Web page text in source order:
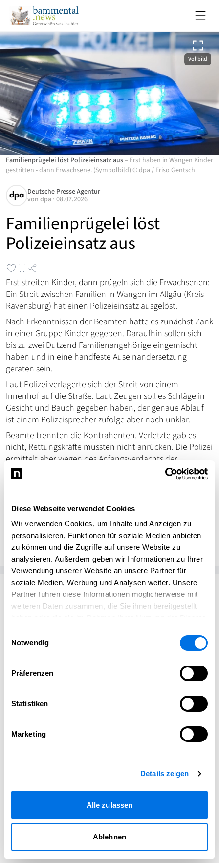
Diese Webseite verwendet Cookies
Wir verwenden Cookies, um Inhalte und Anzeigen zu
personalisieren, Funktionen für soziale Medien anbieten
zu können und die Zugriffe auf unsere Website zu
analysieren. Außerdem geben wir Informationen zu Ihrer
Verwendung unserer Website an unsere Partner für
soziale Medien, Werbung und Analysen weiter. Unsere
Partner führen diese Informationen möglicherweise mit
weiteren Daten zusammen, die Sie ihnen bereitgestellt
Notwendig
Präferenzen
Statistiken
Marketing
Details zeigen
Alle zulassen
Ablehnen
Vollbild
Familienprügelei löst Polizeieinsatz aus– Erst haben in Wangen Kinder
gestritten - dann Erwachsene. (Symbolbild) ©dpa / Friso Gentsch
Familienprügelei löst
Polizeieinsatz aus
Deutsche Presse Agentur
von dpa · 08.07.2026
Erst streiten Kinder, dann prügeln sich die Erwachsenen:
Ein Streit zwischen Familien in Wangen im Allgäu (Kreis
Ravensburg) hat einen Polizeieinsatz ausgelöst.
Nach Erkenntnissen der Beamten hatte es zunächst Zank
in einer Gruppe Kinder gegeben. Daraufhin sollen sich
bis zu zwei Dutzend Familienangehörige eingemischt
haben und in eine handfeste Auseinandersetzung
geraten sein.
Laut Polizei verlagerte sich der Streit von einem
Innenhof auf die Straße. Laut Zeugen soll es Schläge in
Gesicht und Bauch gegeben haben, der genaue Ablauf
ist einem Polizeisprecher zufolge aber noch unklar.
Beamte trennten die Kontrahenten. Verletzte gab es
nicht, Rettungskräfte mussten nicht anrücken. Die Polizei
ermittelt aber wegen des Anfangsverdachts der
Körperverletzung.
DP dpa
Deutsche Presse Agentur
Passend zum Thema